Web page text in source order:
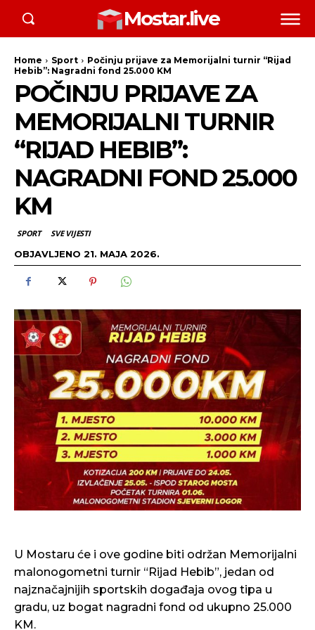
Mostar.live
Home Sport
Počinju prijave za Memorijalni turnir “Rijad
Hebib”: Nagradni fond 25.000 KM
POČINJU PRIJAVE ZA
MEMORIJALNI TURNIR
“RIJAD HEBIB”:
NAGRADNI FOND 25.000
KM
SPORT SVE VIJESTI
OBJAVLJENO 21. MAJA 2026.
U Mostaru će i ove godine biti održan Memorijalni
malonogometni turnir “Rijad Hebib”, jedan od
najznačajnijih sportskih događaja ovog tipa u
gradu, uz bogat nagradni fond od ukupno 25.000
KM.